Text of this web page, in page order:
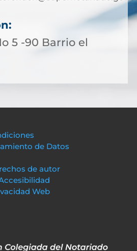
5 -90 Barrio el
de Datos
de autor
Web